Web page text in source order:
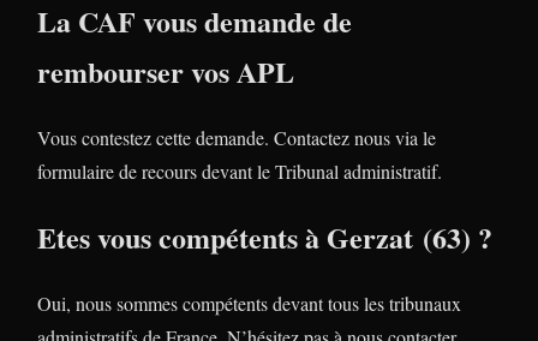
La CAF vous demande de
rembourser vos APL
Vous contestez cette demande. Contactez nous via le
formulaire de recours devant le Tribunal administratif.
Etes vous compétents à Gerzat (63) ?
Oui, nous sommes compétents devant tous les tribunaux